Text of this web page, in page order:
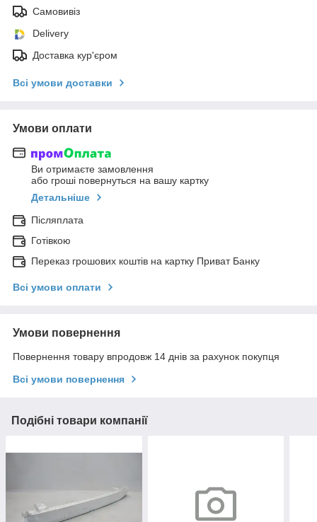
Самовивіз
Delivery
Доставка кур'єром
Всі умови доставки
Умови оплати
Ви отримаєте замовлення
або гроші повернуться на вашу картку
Детальніше
Післяплата
Готівкою
Переказ грошових коштів на картку Приват Банку
Всі умови оплати
Умови повернення
Повернення товару впродовж 14 днів за рахунок покупця
Всі умови повернення
Подібні товари компанії